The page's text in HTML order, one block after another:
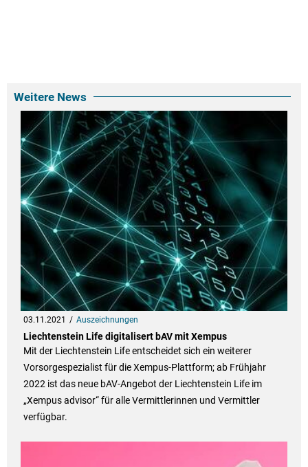
Weitere News
03.11.2021 Auszeichnungen
Liechtenstein Life digitalisert bAV mit Xempus
Mit der Liechtenstein Life entscheidet sich ein weiterer
Vorsorgespezialist für die Xempus-Plattform; ab Frühjahr
2022 ist das neue bAV-Angebot der Liechtenstein Life im
„Xempus advisor“ für alle Vermittlerinnen und Vermittler
verfügbar.